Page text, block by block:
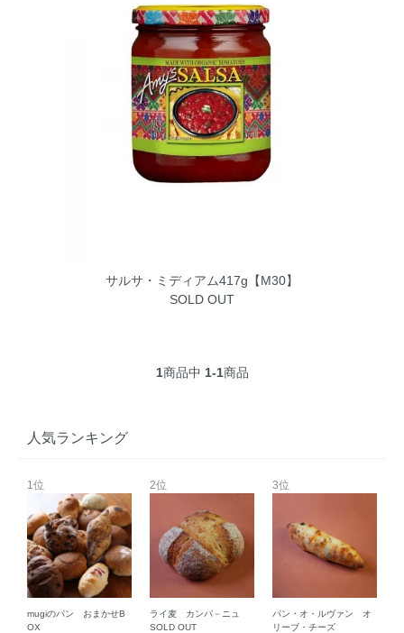
サルサ・ミディアム417g【M30】
SOLD OUT
1商品中 1-1商品
人気ランキング
1位
mugiのパン おまかせB
OX
2位
ライ麦 カンパ－ニュ
SOLD OUT
3位
パン・オ・ルヴァン オ
リーブ・チーズ